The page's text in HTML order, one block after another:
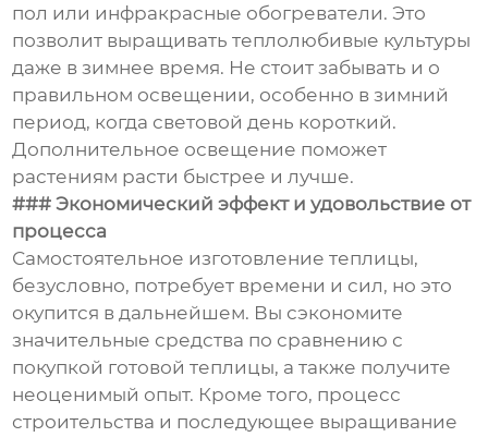
пол или инфракрасные обогреватели. Это
позволит выращивать теплолюбивые культуры
даже в зимнее время. Не стоит забывать и о
правильном освещении, особенно в зимний
период, когда световой день короткий.
Дополнительное освещение поможет
растениям расти быстрее и лучше.
### Экономический эффект и удовольствие от
процесса
Самостоятельное изготовление теплицы,
безусловно, потребует времени и сил, но это
окупится в дальнейшем. Вы сэкономите
значительные средства по сравнению с
покупкой готовой теплицы, а также получите
неоценимый опыт. Кроме того, процесс
строительства и последующее выращивание